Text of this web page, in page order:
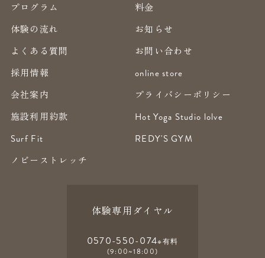
プログラム
料金
体験の流れ
お知らせ
よくある質問
お問い合わせ
採用情報
online store
会社案内
プライバシーポリシー
施設利用約款
Hot Yoga Studio lolve
Surf Fit
REDY'S GYM
ノビーストレッチ
体験専用ダイヤル
0570-550-074※有料
(9:00~18:00)